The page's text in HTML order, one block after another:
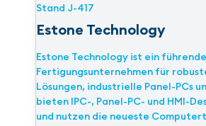
Stand J-417
Estone Technology
Estone Technology ist ein
Fertigungsunternehmen für
Lösungen, industrielle Panel-PCs
bieten IPC-, Panel-PC- und HMI-
und nutzen die neueste